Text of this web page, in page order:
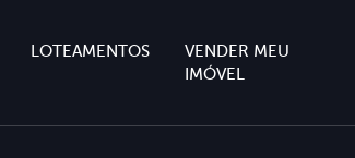
LOTEAMENTOS
VENDER MEU
IMÓVEL